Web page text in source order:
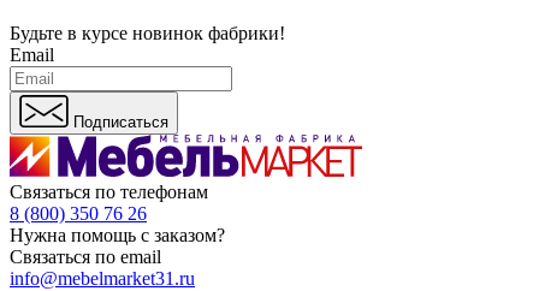
Будьте в курсе новинок фабрики!
Email
Подписаться
Связаться по телефонам
8 (800) 350 76 26
Нужна помощь с заказом?
Связаться по email
info@mebelmarket31.ru